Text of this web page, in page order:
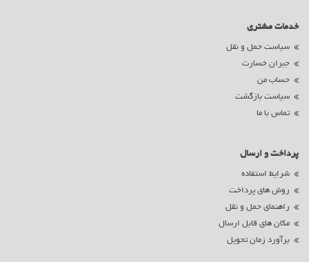
خدمات مشتری
سیاست حمل و نقل
جبران خسارت
حساب من
سیاست بازگشت
تماس با ما
پرداخت و ارسال
شرایط استفاده
روش های پرداخت
راهنمای حمل و نقل
مکان های قابل ارسال
برآورد زمان تحویل